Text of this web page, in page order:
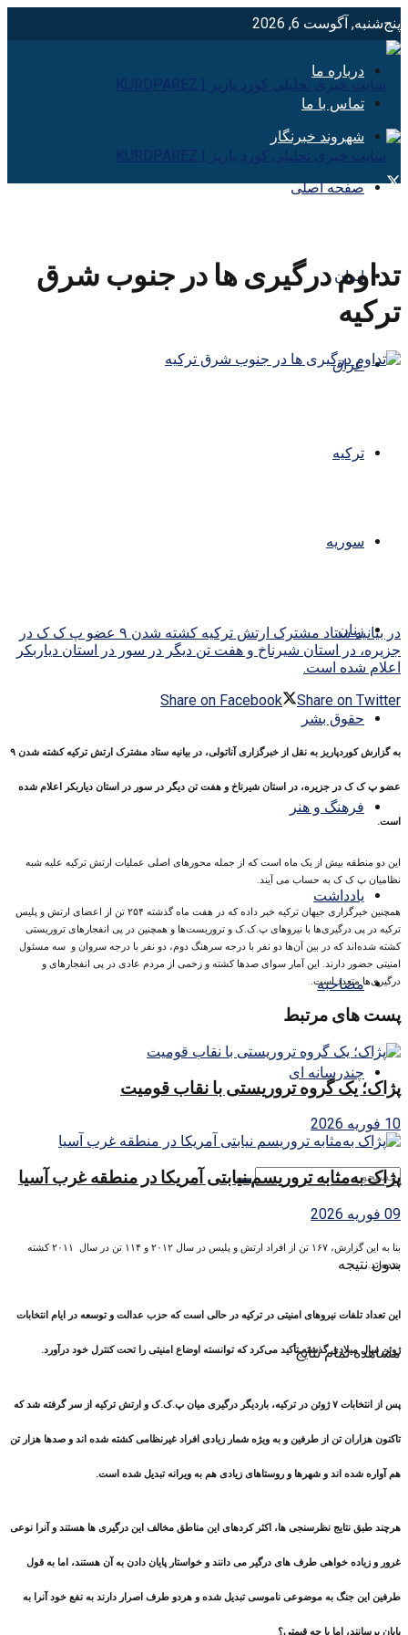
پنج‌شنبه, آگوست 6, 2026
درباره ما
تماس با ما
شهروند خبرنگار
صفحه اصلی
ایران
عراق
ترکیه
سوریه
زنان
حقوق بشر
فرهنگ و هنر
یادداشت
مصاحبه
چندرسانه ای
بدون نتیجه
مشاهده تمام نتایج
تداوم درگیری ها در جنوب شرق
ترکیه
در بیانیه ستاد مشترک ارتش ترکیه کشته شدن ۹ عضو پ ک ک در
جزیره، در استان شیرناخ و هفت تن دیگر در سور در استان دیاربکر
اعلام شده است.
Share on Facebook
Share on Twitter
به گزارش کوردپاریز به نقل از خبرگزاری آناتولی، در بیانیه ستاد مشترک ارتش ترکیه کشته شدن ۹
عضو پ ک ک در جزیره، در استان شیرناخ و هفت تن دیگر در سور در استان دیاربکر اعلام شده
است.
این دو منطقه بیش از یک ماه است که از جمله محورهای اصلی عملیات ارتش ترکیه علیه شبه
نظامیان پ ک ک به حساب می آیند.
همچنین خبرگزاری جیهان ترکیه خبر داده که در هفت ماه گذشته ۲۵۴ تن از اعضای ارتش و پلیس
ترکیه در پی درگیری‌ها با نیروهای پ.ک.ک و تروریست‌ها و همچنین در پی انفجارهای تروریستی
کشته شده‌اند که در بین آن‌ها دو نفر با درجه سرهنگ دوم، دو نفر با درجه سروان و سه مسئول
امنیتی حضور دارند. این آمار سوای صدها کشته و زخمی از مردم عادی در پی انفجارهای و
درگیری‌ها متعدد است.
پست های مرتبط
پژاک؛ یک گروه تروریستی با نقاب قومیت
10 فوریه 2026
پژاک به‌مثابه تروریسم نیابتی آمریکا در منطقه غرب آسیا
09 فوریه 2026
بنا به این گزارش، ۱۶۷ تن از افراد ارتش و پلیس در سال ۲۰۱۲ و ۱۱۴ تن در سال ۲۰۱۱ کشته
شده‌اند.
این تعداد تلفات نیروهای امنیتی در ترکیه در حالی است که حزب عدالت و توسعه در ایام انتخابات
ژوئن سال میلادی گذشته تأکید می‌کرد که توانسته اوضاع امنیتی را تحت کنترل خود درآورد.
پس از انتخابات ۷ ژوئن در ترکیه، باردیگر درگیری میان پ.ک.ک و ارتش ترکیه از سر گرفته شد که
تاکنون هزاران تن از طرفین و به ویژه شمار زیادی افراد غیرنظامی کشته شده اند و صدها هزار تن
هم آواره شده اند و شهرها و روستاهای زیادی هم به ویرانه تبدیل شده است.
هرچند طبق نتایج نظرسنجی ها، اکثر کردهای این مناطق مخالف این درگیری ها هستند و آنرا نوعی
غرور و زیاده خواهی طرف های درگیر می دانند و خواستار پایان دادن به آن هستند، اما به قول
طرفین این جنگ به موضوعی ناموسی تبدیل شده و هردو طرف اصرار دارند به نفع خود آنرا به
پایان برسانند، اما با چه قیمتی؟